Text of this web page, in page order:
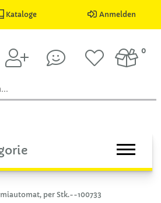
Kataloge Anmelden
0
per Stk.--100733